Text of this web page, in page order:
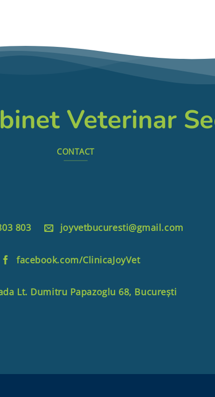
Veterinar
CONTACT
803 joyvetbucuresti@gmail.com
facebook.com/ClinicaJoyVet
Lt. Dumitru Papazoglu 68, București